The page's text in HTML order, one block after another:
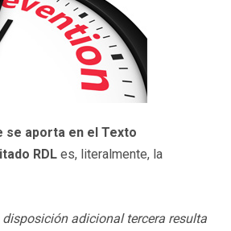
se aporta en el Texto
RDL es, literalmente, la
adicional tercera resulta